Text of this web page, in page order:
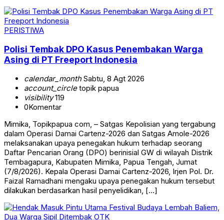
PERISTIWA
Polisi Tembak DPO Kasus Penembakan Warga
Asing di PT Freeport Indonesia
calendar_monthSabtu, 8 Agt 2026
account_circletopik papua
visibility119
0Komentar
Mimika, Topikpapua com, – Satgas Kepolisian yang tergabung
dalam Operasi Damai Cartenz-2026 dan Satgas Amole-2026
melaksanakan upaya penegakan hukum terhadap seorang
Daftar Pencarian Orang (DPO) berinisial GW di wilayah Distrik
Tembagapura, Kabupaten Mimika, Papua Tengah, Jumat
(7/8/2026). Kepala Operasi Damai Cartenz-2026, Irjen Pol. Dr.
Faizal Ramadhani mengaku upaya penegakan hukum tersebut
dilakukan berdasarkan hasil penyelidikan, […]